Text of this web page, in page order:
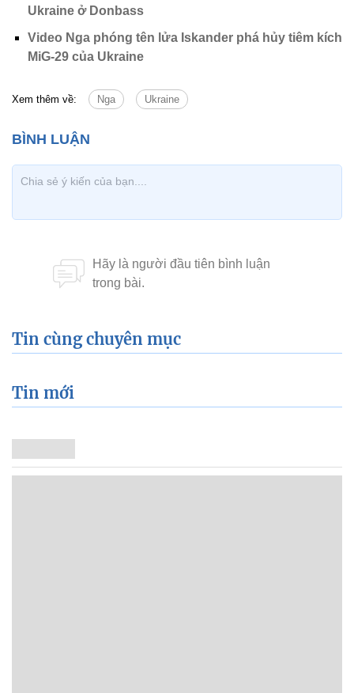
Ukraine ở Donbass
Video Nga phóng tên lửa Iskander phá hủy tiêm kích
MiG-29 của Ukraine
Xem thêm về: Nga Ukraine
Tin cùng chuyên mục
Tin mới